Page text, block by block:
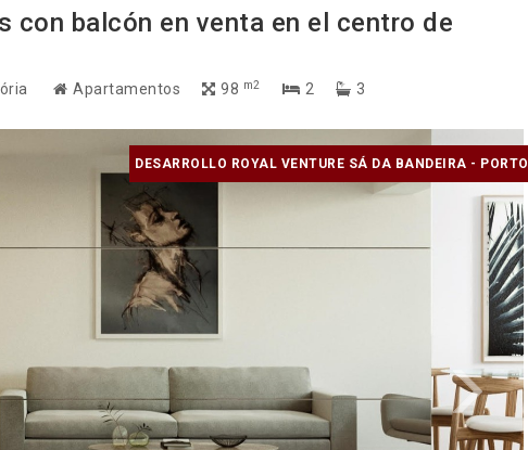
con balcón en venta en el centro de
Apartamentos 98 m2 2 3
DESARROLLO ROYAL VENTURE SÁ DA BANDEIRA - PORTO